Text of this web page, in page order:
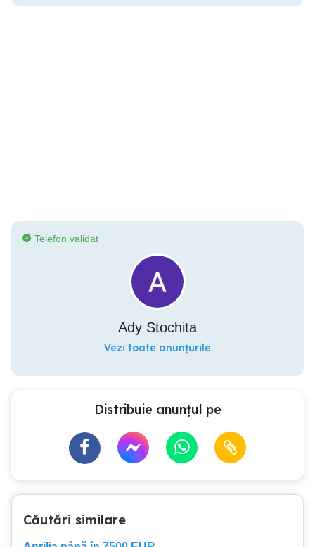
Telefon validat
Ady Stochita
Vezi toate anunțurile
Distribuie anunțul pe
Căutări similare